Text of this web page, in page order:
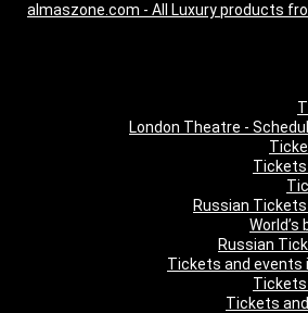
almaszone.com - All Luxury products
London Theatre -
Tickets
Russian
Russian
Tickets and events
Tickets
Tickets